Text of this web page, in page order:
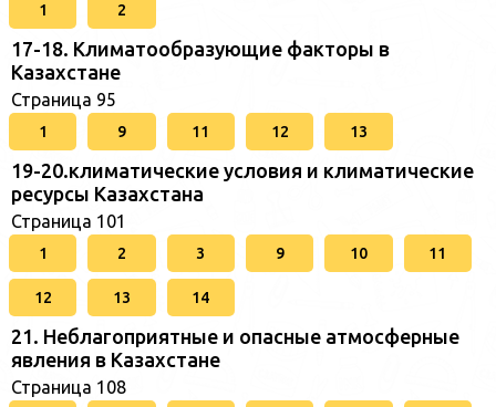
1 2
17-18. Климатообразующие факторы в
Казахстане
Страница 95
1 9 11 12 13
19-20.климатические условия и климатические
ресурсы Казахстана
Страница 101
1 2 3 9 10 11
12 13 14
21. Неблагоприятные и опасные атмосферные
явления в Казахстане
Страница 108